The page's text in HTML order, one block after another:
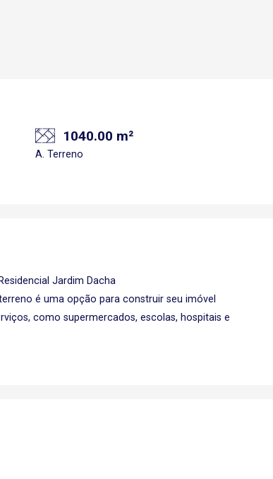
1040.00 m²
A. Terreno
Jardim Dacha
é uma opção para construir seu imóvel
como supermercados, escolas, hospitais e